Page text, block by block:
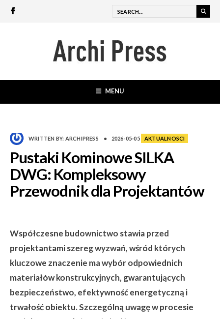
MENU
WRITTEN BY: ARCHIPRESS • 2026-05-05 AKTUALNOSCI
Pustaki Kominowe SILKA
DWG: Kompleksowy
Przewodnik dla Projektantów
Współczesne budownictwo stawia przed
projektantami szereg wyzwań, wśród których
kluczowe znaczenie ma wybór odpowiednich
materiałów konstrukcyjnych, gwarantujących
bezpieczeństwo, efektywność energetyczną i
trwałość obiektu. Szczególną uwagę w procesie